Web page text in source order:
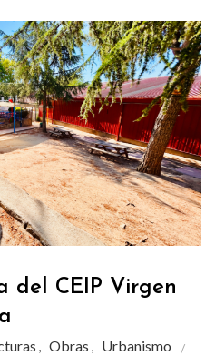
del CEIP Virgen
, Obras , Urbanismo